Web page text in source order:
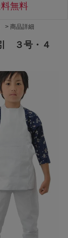
無料
商品詳細
３号・４